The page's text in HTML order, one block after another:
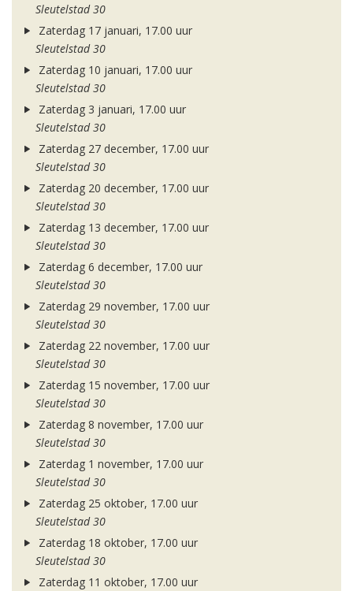
Sleutelstad 30
Zaterdag 17 januari, 17.00 uur
Sleutelstad 30
Zaterdag 10 januari, 17.00 uur
Sleutelstad 30
Zaterdag 3 januari, 17.00 uur
Sleutelstad 30
Zaterdag 27 december, 17.00 uur
Sleutelstad 30
Zaterdag 20 december, 17.00 uur
Sleutelstad 30
Zaterdag 13 december, 17.00 uur
Sleutelstad 30
Zaterdag 6 december, 17.00 uur
Sleutelstad 30
Zaterdag 29 november, 17.00 uur
Sleutelstad 30
Zaterdag 22 november, 17.00 uur
Sleutelstad 30
Zaterdag 15 november, 17.00 uur
Sleutelstad 30
Zaterdag 8 november, 17.00 uur
Sleutelstad 30
Zaterdag 1 november, 17.00 uur
Sleutelstad 30
Zaterdag 25 oktober, 17.00 uur
Sleutelstad 30
Zaterdag 18 oktober, 17.00 uur
Sleutelstad 30
Zaterdag 11 oktober, 17.00 uur